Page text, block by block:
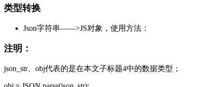
类型转换
Json字符串——>JS对象，使用方法：
注明：
json_str、obj代表的是在本文子标题4中的数据类型；